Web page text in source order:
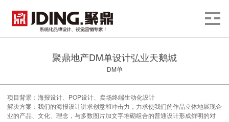
聚鼎地产DM单设计弘业天鹅城
DM单
项目背景：海报设计、POP设计、卖场终端生动化设计
解决方案：我们的海报设计讲求创意和冲击力，力求使我们的作品立体地展现企
业的产品、文化、理念，与多数图片加文字堆砌组合的普通设计形成鲜明的对